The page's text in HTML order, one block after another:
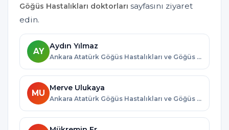
Göğüs Hastalıkları doktorları sayfasını ziyaret
edin.
AY
Aydın Yılmaz
Ankara Atatürk Göğüs Hastalıkları ve Göğüs Cerrahisi Eğitim ve Araştırma Hastanesi · Ankara
MU
Merve Ulukaya
Ankara Atatürk Göğüs Hastalıkları ve Göğüs Cerrahisi Eğitim ve Araştırma Hastanesi · Ankara